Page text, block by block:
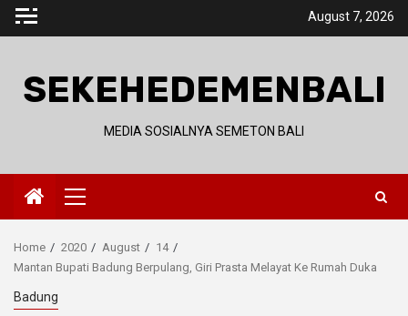
Skip
August 7, 2026
SEKEHEDEMENBALI
MEDIA SOSIALNYA SEMETON BALI
Primary
Menu
Home 2020 August
14
Mantan Bupati Badung Berpulang, Giri Prasta Melayat Ke Rumah Duka
Badung